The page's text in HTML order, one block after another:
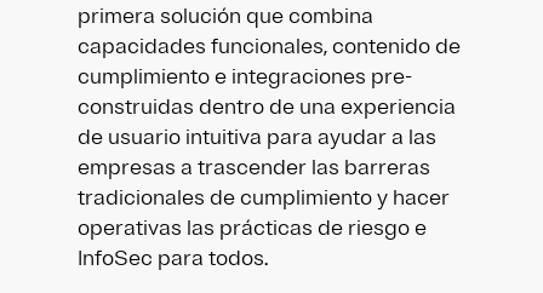
primera solución que combina
capacidades funcionales, contenido de
cumplimiento e integraciones pre-
construidas dentro de una experiencia
de usuario intuitiva para ayudar a las
empresas a trascender las barreras
tradicionales de cumplimiento y hacer
operativas las prácticas de riesgo e
InfoSec para todos.